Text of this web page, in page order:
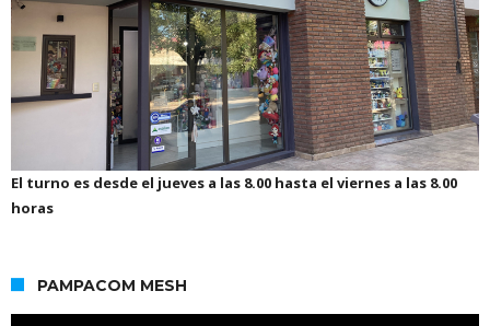
El turno es desde el jueves a las 8.00 hasta el viernes a las 8.00
horas
PAMPACOM MESH